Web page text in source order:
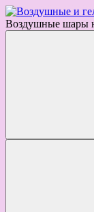
Воздушные шары